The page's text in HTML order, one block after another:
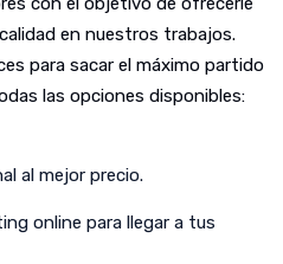
en nuestros trabajos.
para sacar el máximo partido
las opciones disponibles:
al mejor precio.
online para llegar a tus